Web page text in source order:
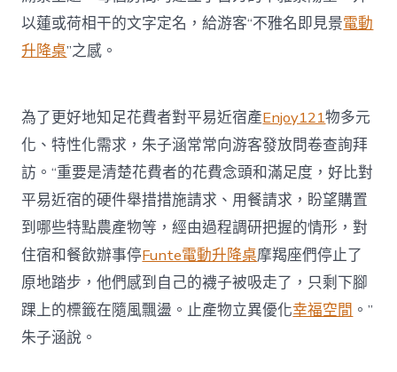
以蓮或荷相干的文字定名，給游客“不雅名即見景電動
升降桌”之感。
為了更好地知足花費者對平易近宿產Enjoy121物多元
化、特性化需求，朱子涵常常向游客發放問卷查詢拜
訪。“重要是清楚花費者的花費念頭和滿足度，好比對
平易近宿的硬件舉措措施請求、用餐請求，盼望購置
到哪些特點農產物等，經由過程調研把握的情形，對
住宿和餐飲辦事停Funte電動升降桌摩羯座們停止了
原地踏步，他們感到自己的襪子被吸走了，只剩下腳
踝上的標籤在隨風飄盪。止產物立異優化幸福空間 。”
朱子涵說。